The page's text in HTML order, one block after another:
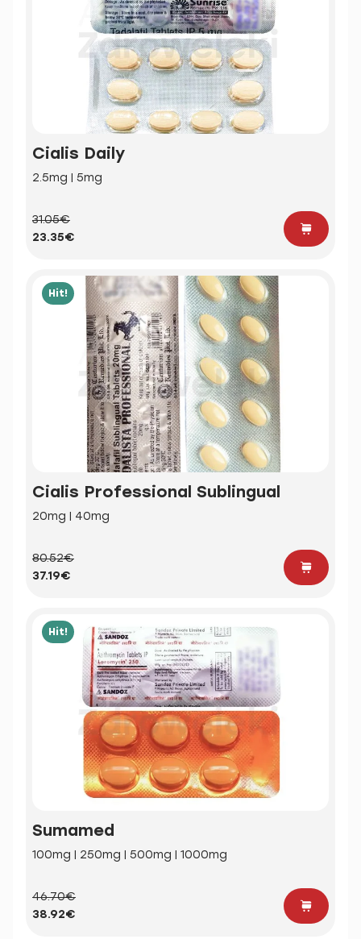
Cialis Daily
2.5mg | 5mg
31.05€
23.35€
Hit!
Cialis Professional Sublingual
20mg | 40mg
80.52€
37.19€
Hit!
Sumamed
100mg | 250mg | 500mg | 1000mg
46.70€
38.92€